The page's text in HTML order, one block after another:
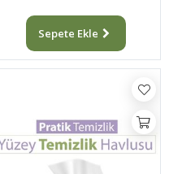
Sepete Ekle